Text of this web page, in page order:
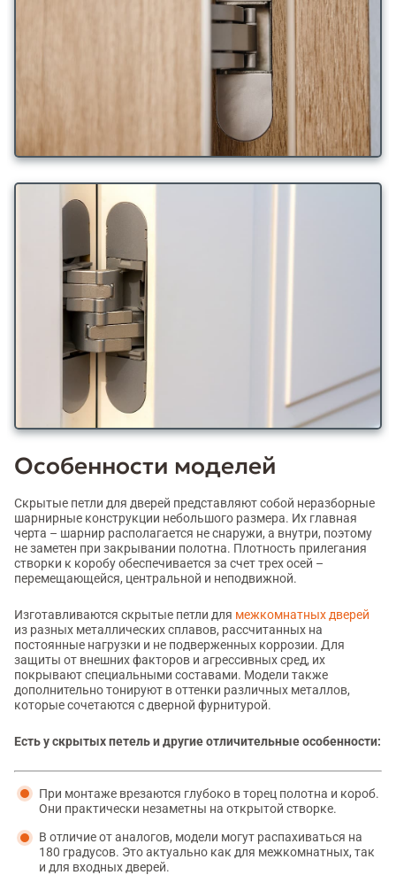
Особенности моделей
Скрытые петли для дверей представляют собой неразборные
шарнирные конструкции небольшого размера. Их главная
черта – шарнир располагается не снаружи, а внутри, поэтому
не заметен при закрывании полотна. Плотность прилегания
створки к коробу обеспечивается за счет трех осей –
перемещающейся, центральной и неподвижной.
Изготавливаются скрытые петли для межкомнатных дверей
из разных металлических сплавов, рассчитанных на
постоянные нагрузки и не подверженных коррозии. Для
защиты от внешних факторов и агрессивных сред, их
покрывают специальными составами. Модели также
дополнительно тонируют в оттенки различных металлов,
которые сочетаются с дверной фурнитурой.
Есть у скрытых петель и другие отличительные особенности:
При монтаже врезаются глубоко в торец полотна и короб.
Они практически незаметны на открытой створке.
В отличие от аналогов, модели могут распахиваться на
180 градусов. Это актуально как для межкомнатных, так
и для входных дверей.